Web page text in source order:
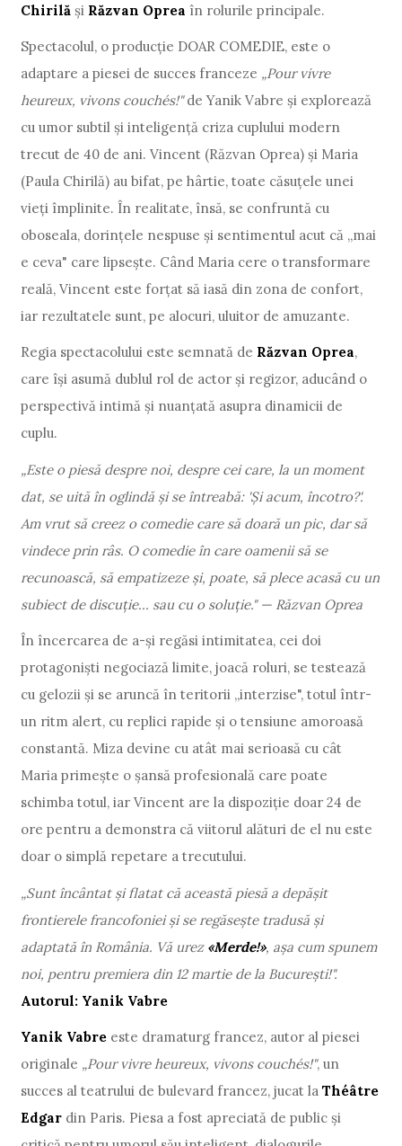
Chirilă și Răzvan Oprea în rolurile principale.
Spectacolul, o producție DOAR COMEDIE, este o
adaptare a piesei de succes franceze „Pour vivre
heureux, vivons couchés!"de Yanik Vabre și explorează
cu umor subtil și inteligență criza cuplului modern
trecut de 40 de ani. Vincent (Răzvan Oprea) și Maria
(Paula Chirilă) au bifat, pe hârtie, toate căsuțele unei
vieți împlinite. În realitate, însă, se confruntă cu
oboseala, dorințele nespuse și sentimentul acut că „mai
e ceva" care lipsește. Când Maria cere o transformare
reală, Vincent este forțat să iasă din zona de confort,
iar rezultatele sunt, pe alocuri, uluitor de amuzante.
Regia spectacolului este semnată de Răzvan Oprea,
care își asumă dublul rol de actor și regizor, aducând o
perspectivă intimă și nuanțată asupra dinamicii de
cuplu.
„Este o piesă despre noi, despre cei care, la un moment
dat, se uită în oglindă și se întreabă: 'Și acum, încotro?'.
Am vrut să creez o comedie care să doară un pic, dar să
vindece prin râs. O comedie în care oamenii să se
recunoască, să empatizeze și, poate, să plece acasă cu un
subiect de discuție... sau cu o soluție." — Răzvan Oprea
În încercarea de a-și regăsi intimitatea, cei doi
protagoniști negociază limite, joacă roluri, se testează
cu gelozii și se aruncă în teritorii „interzise", totul într-
un ritm alert, cu replici rapide și o tensiune amoroasă
constantă. Miza devine cu atât mai serioasă cu cât
Maria primește o șansă profesională care poate
schimba totul, iar Vincent are la dispoziție doar 24 de
ore pentru a demonstra că viitorul alături de el nu este
doar o simplă repetare a trecutului.
„Sunt încântat și flatat că această piesă a depășit
frontierele francofoniei și se regăsește tradusă și
adaptată în România. Vă urez «Merde!», așa cum spunem
noi, pentru premiera din 12 martie de la București!".
Autorul: Yanik Vabre
Yanik Vabre este dramaturg francez, autor al piesei
originale „Pour vivre heureux, vivons couchés!", un
succes al teatrului de bulevard francez, jucat laThéâtre
Edgar din Paris. Piesa a fost apreciată de public și